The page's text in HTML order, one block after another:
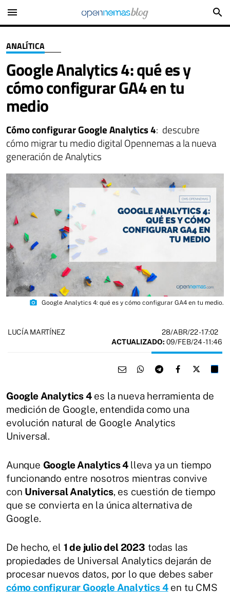
menu search
ANALÍTICA
Google Analytics 4: qué es y
cómo configurar GA4 en tu
medio
Cómo configurar Google Analytics 4: descubre
cómo migrar tu medio digital Opennemas a la nueva
generación de Analytics
photo_camera Google Analytics 4: qué es y cómo configurar GA4 en tu medio.
LUCÍA MARTÍNEZ 28/ABR/22- 17:02
ACTUALIZADO: 09/FEB/24 - 11:46
Google Analytics 4es la nueva herramienta de
medición de Google, entendida como una
evolución natural de Google Analytics
Universal.
Aunque Google Analytics 4 lleva ya un tiempo
funcionando entre nosotros mientras convive
con Universal Analytics, es cuestión de tiempo
que se convierta en la única alternativa de
Google.
De hecho, el 1 de julio del 2023 todas las
propiedades de Universal Analytics dejarán de
procesar nuevos datos, por lo que debes saber
cómo configurar Google Analytics 4en tu CMS